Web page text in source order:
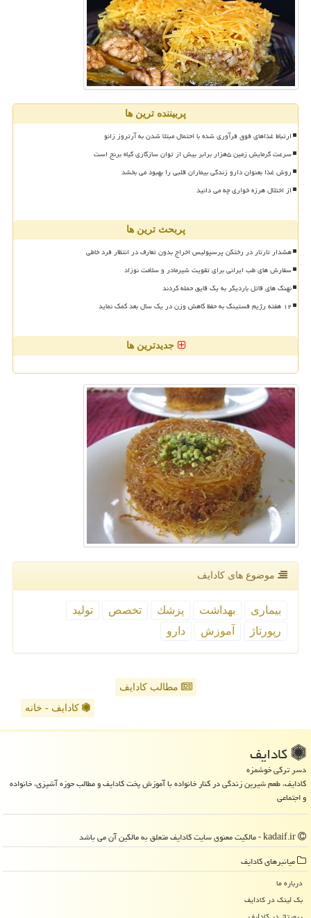
پربیننده ترین ها
ارتباط غذاهای فوق فرآوری شده با احتمال مبتلا شدن به آرتروز زانو
سرعت گرمایش زمین ۵هزار برابر بیش از توان سازگاری گیاه برنج است
روش غذا بعنوان دارو زندگی بیماران قلبی را بهبود می بخشد
از اختلال هرزه خواری چه می دانید
پربحث ترین ها
هشدار تارتار در رختکن پرسپولیس اخراج بدون تعارف در انتظار فرد خاطی
سفارش های طب ایرانی برای تقویت شیرمادر و سلامت نوزاد
نهنگ های قاتل باردیگر به یک قایق حمله کردند
۱۲ هفته رژیم فستینگ به حفظ کاهش وزن در یک سال بعد کمک نماید
جدیدترین ها
موضوع های كادایف
بیماری بهداشت پزشك تخصص
تولید
رپورتاژ
آموزش دارو
مطالب کادایف
کادایف - خانه
كادایف
دسر ترکی خوشمزه
کادایف، طعم شیرین زندگی در کنار خانواده با آموزش پخت کادایف و مطالب حوزه آشپزی، خانواده
و اجتماعی
میانبرهای كادایف
درباره ما
بک لینک در كادایف